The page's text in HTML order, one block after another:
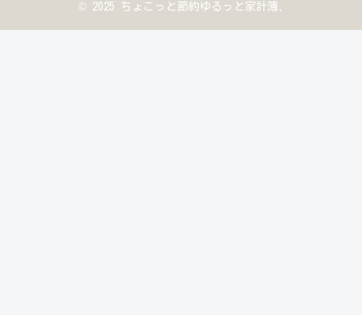
© 2025 ちょこっと節約ゆるっと家計簿.